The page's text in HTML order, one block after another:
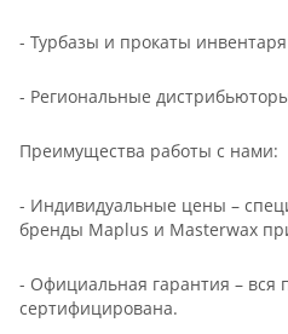
- Турбазы и прокаты инвентаря
- Региональные
Преимущества работы с нами:
- Индивидуальные цены –
бренды Maplus и Masterwax
- Официальная гарантия – вся
сертифицирована.